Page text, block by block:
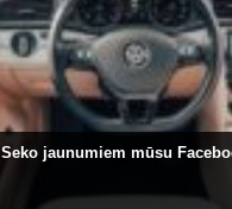
Seko jaunumiem mūsu